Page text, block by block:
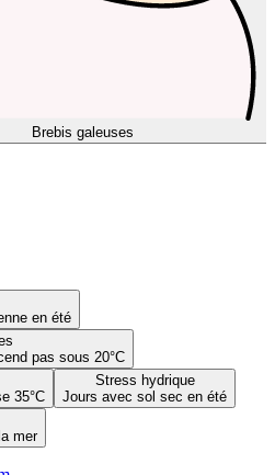
Brebis galeuses
en été
pas sous 20°C
35°C
Stress hydrique
Jours avec sol sec en été
mer